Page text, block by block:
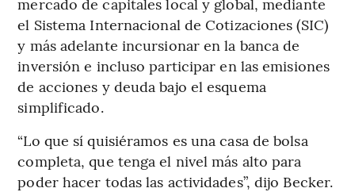
el Sistema Internacional de Cotizaciones (SIC)
y más adelante incursionar en la banca de
inversión e incluso participar en las emisiones
de acciones y deuda bajo el esquema
simplificado.
“Lo que sí quisiéramos es una casa de bolsa
completa, que tenga el nivel más alto para
poder hacer todas las actividades”, dijo Becker.